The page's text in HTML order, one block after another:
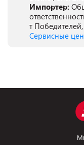
Импортер:
т
Сервисные